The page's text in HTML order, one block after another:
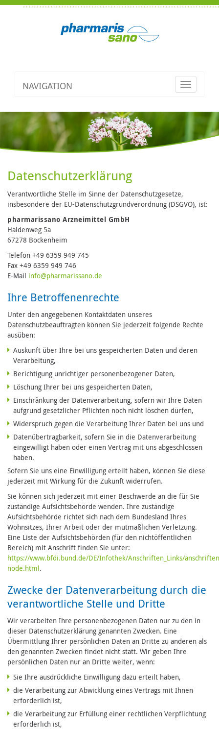
NAVIGATION
Toggle
Datenschutzerklärung
Verantwortliche Stelle im Sinne der Datenschutzgesetze,
insbesondere der EU-Datenschutzgrundverordnung (DSGVO), ist:
pharmarissano Arzneimittel GmbH
Haldenweg 5a
67278 Bockenheim
Telefon +49 6359 949 745
Fax +49 6359 949 746
E-Mail info@pharmarissano.de
Ihre Betroffenenrechte
Unter den angegebenen Kontaktdaten unseres
Datenschutzbeauftragten können Sie jederzeit folgende Rechte
ausüben:
Auskunft über Ihre bei uns gespeicherten Daten und deren
Verarbeitung,
Berichtigung unrichtiger personenbezogener Daten,
Löschung Ihrer bei uns gespeicherten Daten,
Einschränkung der Datenverarbeitung, sofern wir Ihre Daten
aufgrund gesetzlicher Pflichten noch nicht löschen dürfen,
Widerspruch gegen die Verarbeitung Ihrer Daten bei uns und
Datenübertragbarkeit, sofern Sie in die Datenverarbeitung
eingewilligt haben oder einen Vertrag mit uns abgeschlossen
haben.
Sofern Sie uns eine Einwilligung erteilt haben, können Sie diese
jederzeit mit Wirkung für die Zukunft widerrufen.
Sie können sich jederzeit mit einer Beschwerde an die für Sie
zuständige Aufsichtsbehörde wenden. Ihre zuständige
Aufsichtsbehörde richtet sich nach dem Bundesland Ihres
Wohnsitzes, Ihrer Arbeit oder der mutmaßlichen Verletzung.
Eine Liste der Aufsichtsbehörden (für den nichtöffentlichen
Bereich) mit Anschrift finden Sie unter:
https://www.bfdi.bund.de/DE/Infothek/Anschriften_Links/
node.html.
Zwecke der Datenverarbeitung durch die
verantwortliche Stelle und Dritte
Wir verarbeiten Ihre personenbezogenen Daten nur zu den in
dieser Datenschutzerklärung genannten Zwecken. Eine
Übermittlung Ihrer persönlichen Daten an Dritte zu anderen als
den genannten Zwecken findet nicht statt. Wir geben Ihre
persönlichen Daten nur an Dritte weiter, wenn:
Sie Ihre ausdrückliche Einwilligung dazu erteilt haben,
die Verarbeitung zur Abwicklung eines Vertrags mit Ihnen
erforderlich ist,
die Verarbeitung zur Erfüllung einer rechtlichen Verpflichtung
erforderlich ist,